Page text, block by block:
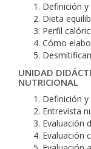
Definición
Dieta
Perfil
Cómo
UNIDAD
NUTRICIONAL
Definición
Entrevista
Evaluación
Evaluación